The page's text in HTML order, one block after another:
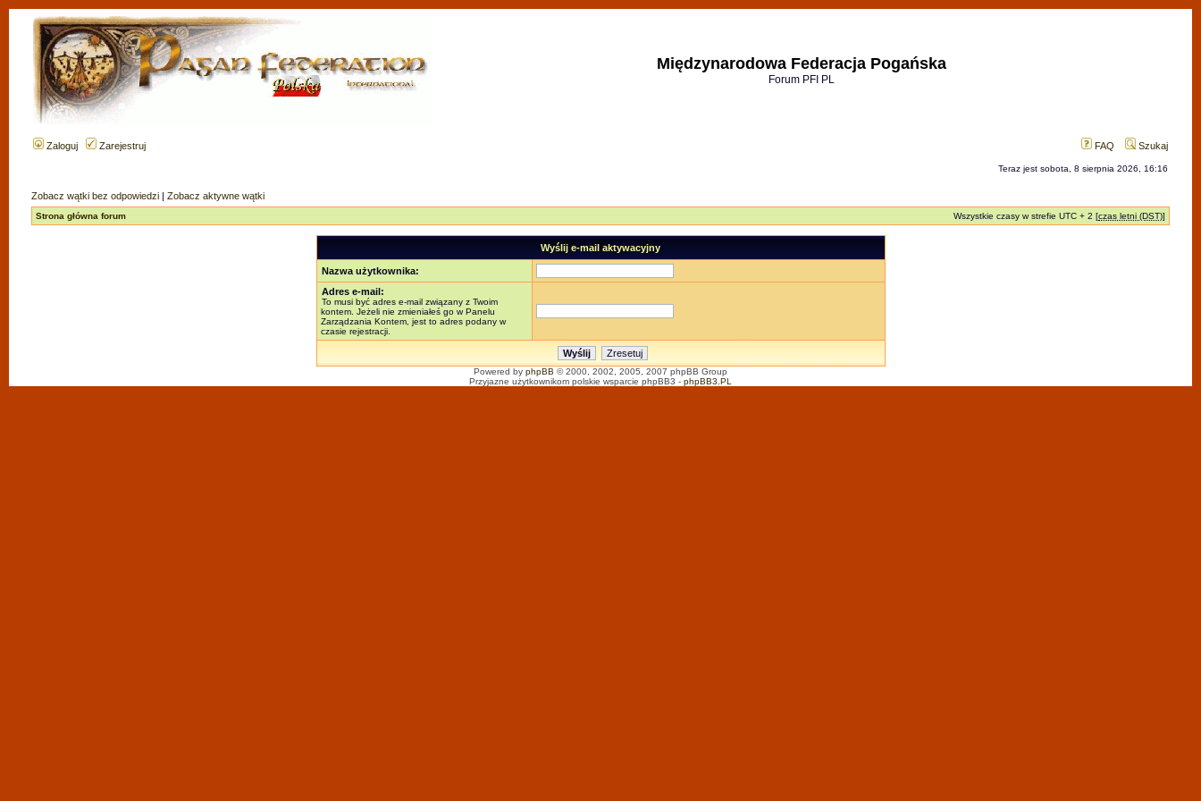
Międzynarodowa Federacja Pogańska
Forum PFI PL
Zaloguj Zarejestruj FAQ Szukaj
Teraz jest sobota, 8 sierpnia 2026, 16:16
Zobacz wątki bez odpowiedzi | Zobacz aktywne wątki
Strona główna forum Wszystkie czasy w strefie UTC + 2 [czas letni (DST)]
Wyślij e-mail aktywacyjny
Nazwa użytkownika:
Adres e-mail:
To musi być adres e-mail związany z Twoim
kontem. Jeżeli nie zmieniałeś go w Panelu
Zarządzania Kontem, jest to adres podany w
czasie rejestracji.
Powered by phpBB © 2000, 2002, 2005, 2007 phpBB Group
Przyjazne użytkownikom polskie wsparcie phpBB3 - phpBB3.PL